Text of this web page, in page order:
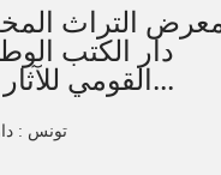
التراث
دار الكتب
القومي للآثار والفنون. مركز الدرا...
تونس : دار